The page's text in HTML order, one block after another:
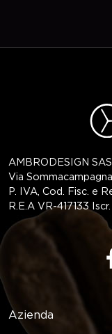
AMBRODESIGN
Via
P. IVA, Cod. Fisc. e
R.E.A VR-417133
Azienda